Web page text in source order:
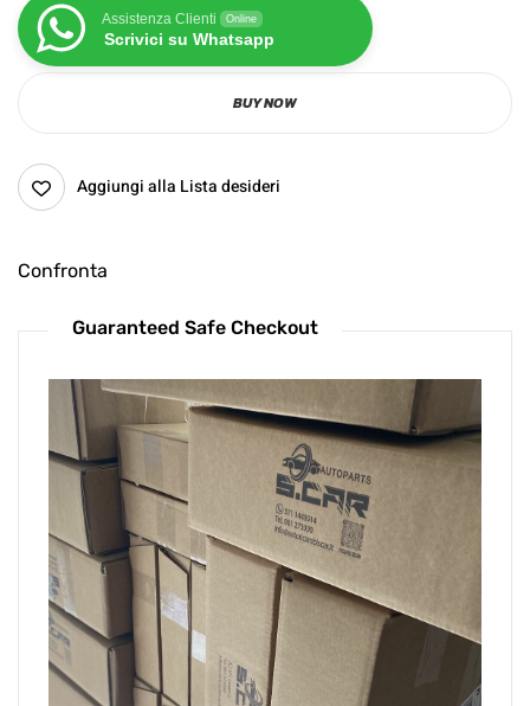
Assistenza Clienti Online
Scrivici su Whatsapp
BUY NOW
Aggiungi alla Lista desideri
Confronta
Guaranteed Safe Checkout